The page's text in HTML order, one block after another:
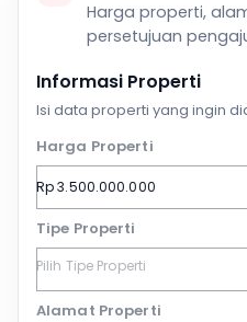
Harga properti,
persetujuan
Informasi Properti
Isi data properti yang ingin
Harga Properti
Tipe Properti
Alamat Properti